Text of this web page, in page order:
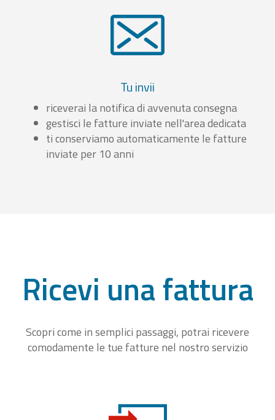
Tu invii
riceverai la notifica di avvenuta consegna
gestisci le fatture inviate nell'area dedicata
ti conserviamo automaticamente le fatture
inviate per 10 anni
Ricevi una fattura
Scopri come in semplici passaggi, potrai ricevere
comodamente le tue fatture nel nostro servizio